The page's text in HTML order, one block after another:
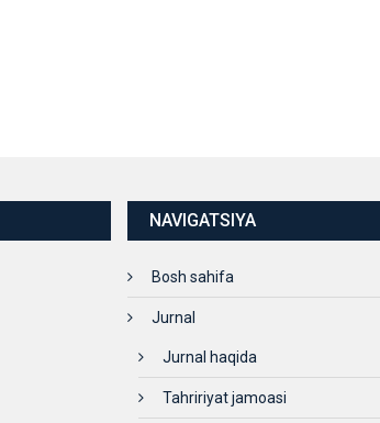
NAVIGATSIYA
Bosh sahifa
Jurnal
Jurnal haqida
Tahririyat jamoasi